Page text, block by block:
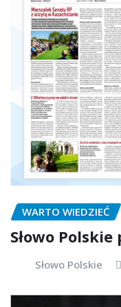
WARTO WIEDZIEĆ
Słowo Polskie
Słowo Polskie